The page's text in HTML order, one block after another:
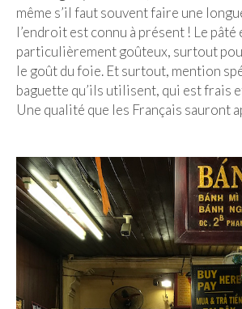
même s’il faut souvent faire une
l’endroit est connu à présent ! Le pâté
particulièrement goûteux, surtout
le goût du foie. Et surtout, mention
baguette qu’ils utilisent, qui est frais
Une qualité que les Français sauront